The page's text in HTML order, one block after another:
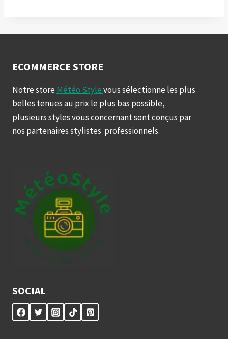
ECOMMERCE STORE
Notre store Météo Stylevous sélectionne les plus
belles tenues au prix le plus bas possible,
plusieurs styles vous concernant sont conçus par
nos partenaires stylistes professionnels.
SOCIAL